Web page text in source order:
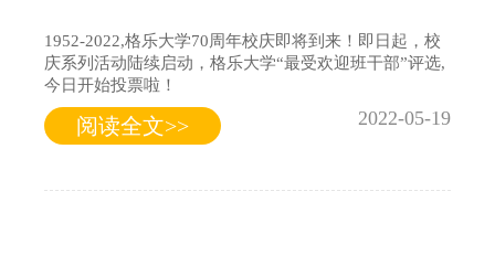
1952-2022,格乐大学70周年校庆即将到来！即日起，校
庆系列活动陆续启动，格乐大学“最受欢迎班干部”评选,
今日开始投票啦！
阅读全文>> 2022-05-19